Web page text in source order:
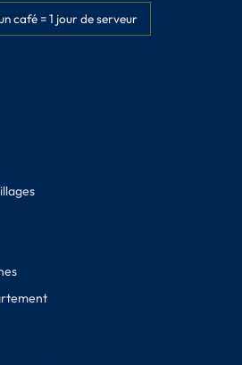
café = 1 jour de serveur